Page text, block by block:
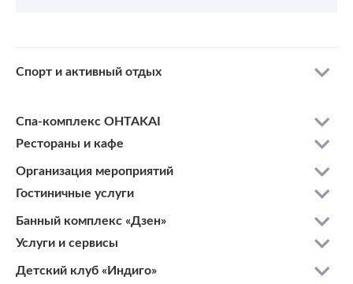
Спорт и активный отдых
Спа-комплекс OHTAKAI
Рестораны и кафе
Организация мероприятий
Гостиничные услуги
Банный комплекс «Дзен»
Услуги и сервисы
Детский клуб «Индиго»